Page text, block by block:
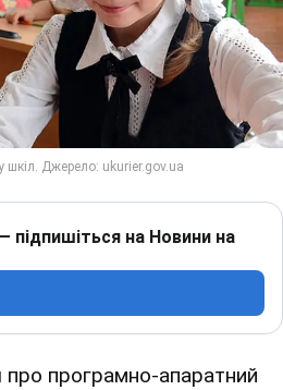
підпишіться на Новини на
про програмно-апаратний